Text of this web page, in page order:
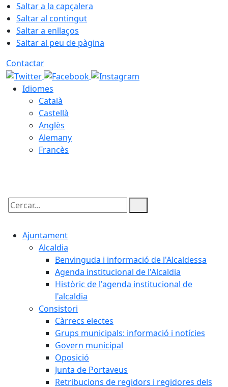
Saltar a la capçalera
Saltar al contingut
Saltar a enllaços
Saltar al peu de pàgina
Contactar
Idiomes
Català
Castellà
Anglès
Alemany
Francès
Cercar:
Ajuntament
Alcaldia
Benvinguda i informació de l'Alcaldessa
Agenda institucional de l'Alcaldia
Històric de l'agenda institucional de
l'alcaldia
Consistori
Càrrecs electes
Grups municipals: informació i notícies
Govern municipal
Oposició
Junta de Portaveus
Retribucions de regidors i regidores dels